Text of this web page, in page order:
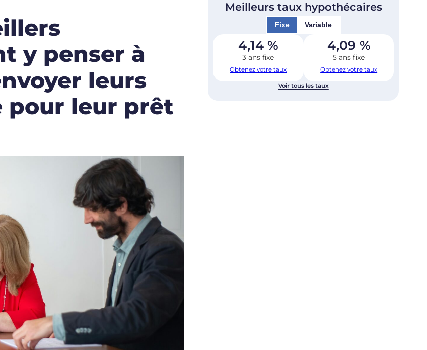
y penser à
leurs
pour leur prêt
Meilleurs taux hypothécaires
Fixe Variable
4,14 %
3 ans fixe
Obtenez votre taux
4,09 %
5 ans fixe
Obtenez votre taux
Voir tous les taux